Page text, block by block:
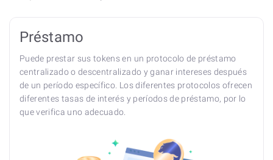
Préstamo
Puede prestar sus tokens en un protocolo de préstamo
centralizado o descentralizado y ganar intereses después
de un período específico. Los diferentes protocolos ofrecen
diferentes tasas de interés y períodos de préstamo, por lo
que verifica uno adecuado.